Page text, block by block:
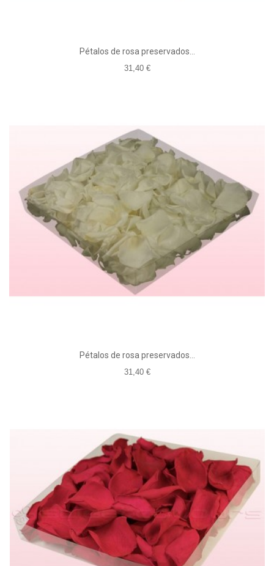
Pétalos de rosa preservados...
31,40 €
Pétalos de rosa preservados...
31,40 €